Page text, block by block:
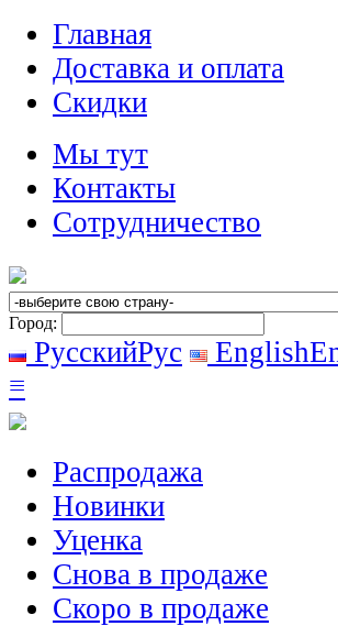
Главная
Доставка и оплата
Скидки
Мы тут
Контакты
Сотрудничество
Город:
РусскийРус English
≡
Распродажа
Новинки
Уценка
Снова в продаже
Скоро в продаже